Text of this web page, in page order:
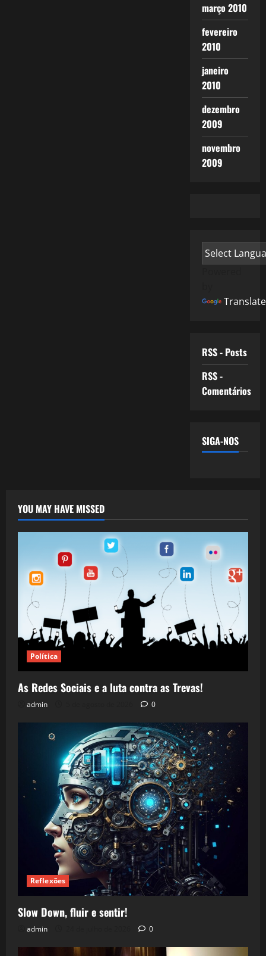
março 2010
fevereiro
2010
janeiro
2010
dezembro
2009
novembro
2009
Translate
RSS - Posts
RSS -
Comentários
SIGA-NOS
YOU MAY HAVE MISSED
Política
As Redes Sociais e a luta contra as Trevas!
admin 0
Reflexões
Slow Down, fluir e sentir!
admin 0